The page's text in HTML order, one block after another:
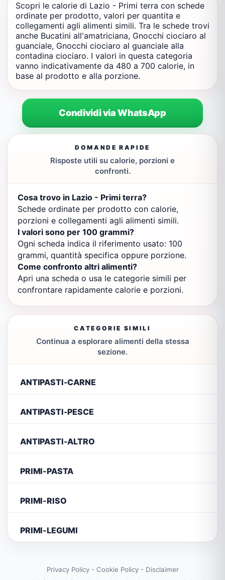
Scopri le calorie di Lazio - Primi terra con schede
ordinate per prodotto, valori per quantita e
collegamenti agli alimenti simili. Tra le schede trovi
anche Bucatini all'amatriciana, Gnocchi ciociaro al
guanciale, Gnocchi ciociaro al guanciale alla
contadina ciociaro. I valori in questa categoria
vanno indicativamente da 480 a 700 calorie, in
base al prodotto e alla porzione.
Condividi via WhatsApp
DOMANDE RAPIDE
Risposte utili su calorie, porzioni e
confronti.
Cosa trovo in Lazio - Primi terra?
Schede ordinate per prodotto con calorie,
porzioni e collegamenti agli alimenti simili.
I valori sono per 100 grammi?
Ogni scheda indica il riferimento usato: 100
grammi, quantità specifica oppure porzione.
Come confronto altri alimenti?
Apri una scheda o usa le categorie simili per
confrontare rapidamente calorie e porzioni.
CATEGORIE SIMILI
Continua a esplorare alimenti della stessa
sezione.
ANTIPASTI-CARNE
ANTIPASTI-PESCE
ANTIPASTI-ALTRO
PRIMI-PASTA
PRIMI-RISO
PRIMI-LEGUMI
Privacy Policy- Cookie Policy- Disclaimer